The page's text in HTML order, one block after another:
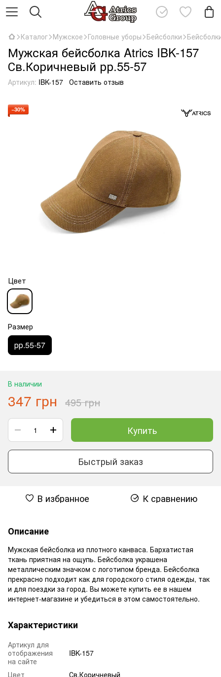
Каталог Мужское Головные уборы Бейсболки
Мужская бейсболка Atrics IBK-157
Св.Коричневый рр.55-57
Артикул: IBK-157 Оставить отзыв
−30%
Цвет
Размер
рр.55-57
В наличии
347 грн 495 грн
Купить
Быстрый заказ
В избранное К сравнению
Описание
Мужская бейсболка из плотного канваса. Бархатистая
ткань приятная на ощупь. Бейсболка украшена
металлическим значком с логотипом бренда. Бейсболка
прекрасно подходит как для городского стиля одежды, так
и для поездки за город. Вы можете купить ее в нашем
интернет-магазине и убедиться в этом самостоятельно.
Характеристики
Артикул для
отображения
на сайте
IBK-157
Цвет
Св.Коричневый